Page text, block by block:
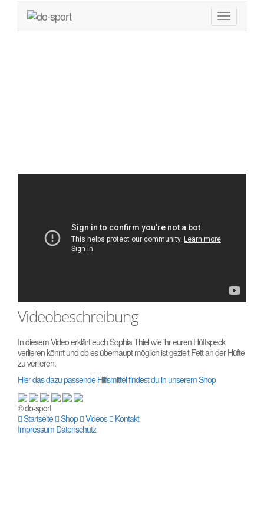
Videobeschreibung
In diesem Video erklärt euch Sophia Thiel wie ihr euren Hüftspeck
verlieren könnt und ob es überhaupt möglich ist gezielt Fett an der Hüfte
zu verlieren.
Hier das dazu passende Hilfsmittel findest du in unserem Shop
© do-sport
Startseite Shop Videos
Kontakt
Impressum Datenschutz